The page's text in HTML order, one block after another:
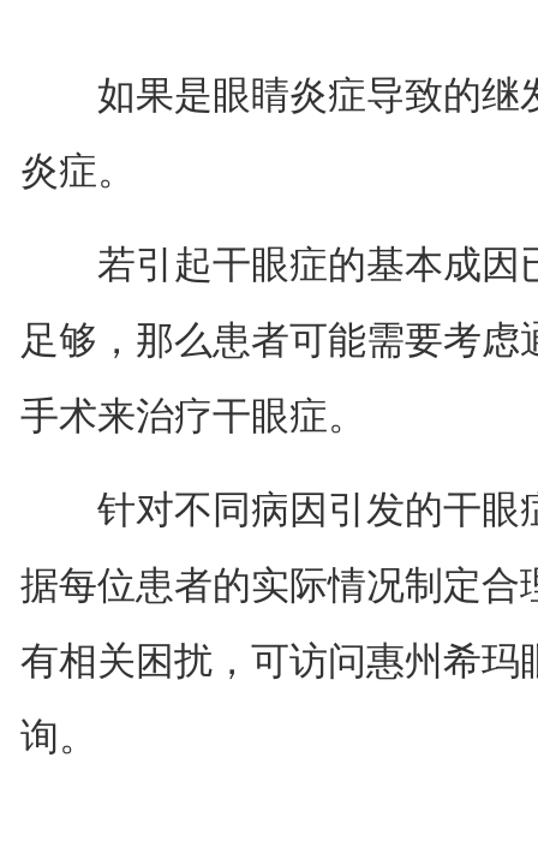
如果是眼睛炎症导致的继
炎症。
若引起干眼症的基本成因
足够，那么患者可能需要考
手术来治疗干眼症。
针对不同病因引发的干眼
据每位患者的实际情况制定
有相关困扰，可访问惠州希玛
询。